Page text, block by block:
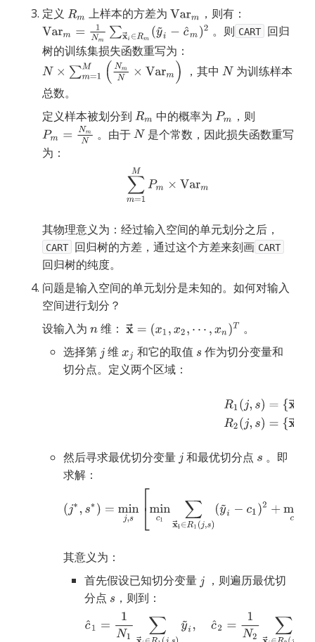
定义 上样本的方差为
，则有：
。则 CART
回归
树的训练集损失函数重写为：
，其中
为训练样本
总数。
定义样本被划分到
中的概率为
，则
。由于
是个常数，因此损失函数重写
为：
其物理意义为：经过输入空间的单元划分之后，
CART 回归树的方差，通过这个方差来刻画 CART
回归树的纯度。
问题是输入空间的单元划分是未知的。如何对输入
空间进行划分？
设输入为
维：
。
选择第
维 和它的取值
作为切分变量和
切分点。定义两个区域：
然后寻求最优切分变量 和最优切分点
。即
求解：
其意义为：
首先假设已知切分变量
，则遍历最优切
分点
，则到：